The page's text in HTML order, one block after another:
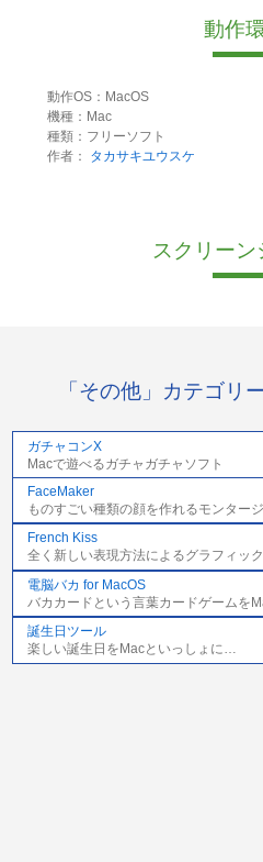
動作
動作OS：MacOS
機種：Mac
種類：フリーソフト
作者：
タカサキユウスケ
スクリーン
「その他」カテゴリ
ガチャコンX
Macで遊べるガチャガチャソフト
FaceMaker
ものすごい種類の顔を作れるモンター
French Kiss
全く新しい表現方法によるグラフィッ
電脳バカ for MacOS
バカカードという言葉カードゲームを
誕生日ツール
楽しい誕生日をMacといっしょに…